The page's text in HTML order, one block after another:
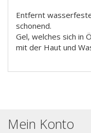
Entfernt
schonend.
Gel, welches sich in
mit der Haut und
Mein Konto